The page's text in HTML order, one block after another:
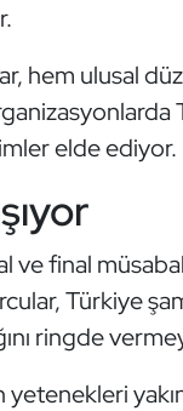
hem ulusal
elde ediyor.
ve final
Türkiye
ringde
yetenekleri